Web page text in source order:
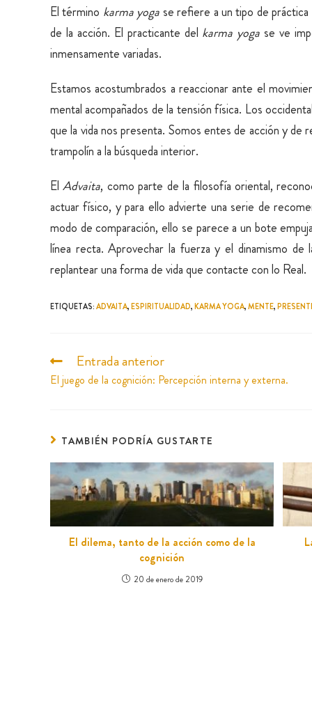
El término karma yoga se refiere a un tipo de
de la acción. El practicante del karma yoga se ve
inmensamente variadas.
Estamos acostumbrados a reaccionar ante el
mental acompañados de la tensión física. Los
que la vida nos presenta. Somos entes de acción y de
trampolín a la búsqueda interior.
El Advaita, como parte de la filosofía oriental,
actuar físico, y para ello advierte una serie de
modo de comparación, ello se parece a un bote
línea recta. Aprovechar la fuerza y el dinamismo
replantear una forma de vida que contacte con lo Real.
ETIQUETAS:ADVAITA,ESPIRITUALIDAD,KARMA YOGA,MENTE,
Entrada anterior
El juego de la cognición: Percepción interna y externa.
TAMBIÉN PODRÍA GUSTARTE
El dilema, tanto de la acción como de la
cognición
20 de enero de 2019